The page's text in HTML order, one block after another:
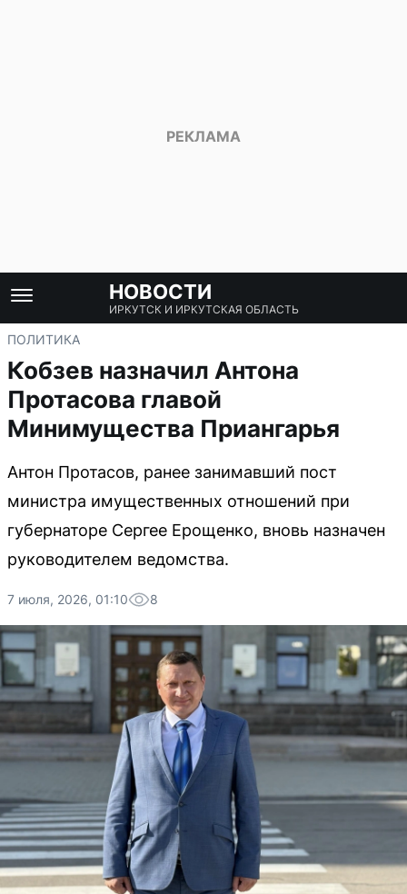
НОВОСТИ
ИРКУТСК И ИРКУТСКАЯ ОБЛАСТЬ
ПОЛИТИКА
Кобзев назначил Антона
Протасова главой
Минимущества Приангарья
Антон Протасов, ранее занимавший пост
министра имущественных отношений при
губернаторе Сергее Ерощенко, вновь назначен
руководителем ведомства.
7 июля, 2026, 01:10 8